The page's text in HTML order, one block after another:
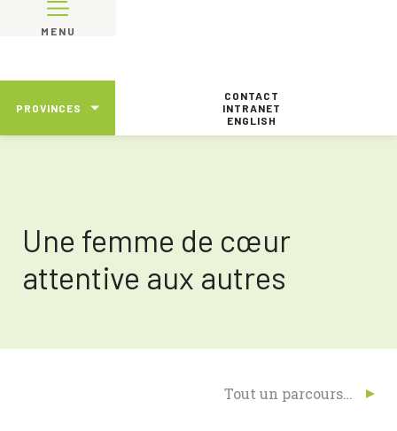
MENU
PROVINCES
CONTACT
INTRANET
ENGLISH
Une femme de cœur
attentive aux autres
Tout un parcours…